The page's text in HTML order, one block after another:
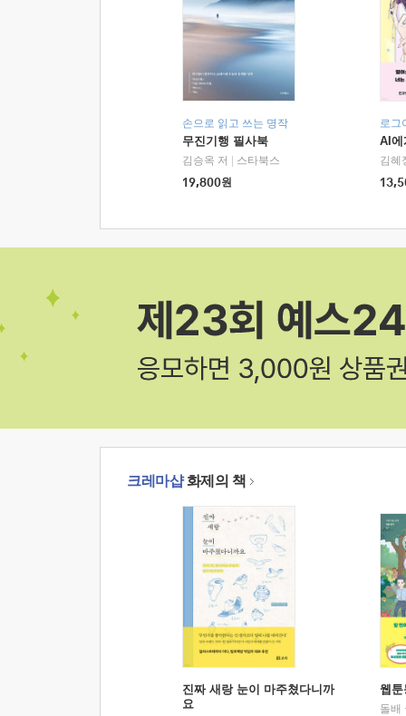
손으로 읽고 쓰는 명작
무진기행 필사북
김승옥 저
스타북스
19,800원
로그
AI에
김혜
크레마샵화제의 책
진짜 새랑 눈이 마주쳤다니까
요
웹
돌배